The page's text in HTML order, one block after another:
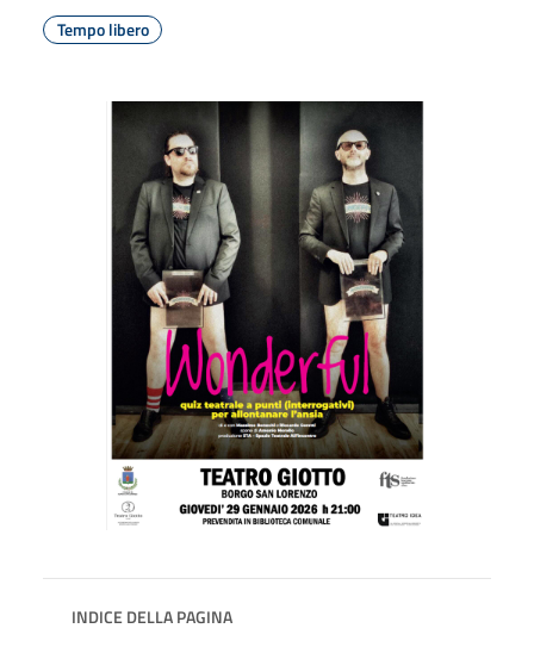
Tempo libero
INDICE DELLA PAGINA